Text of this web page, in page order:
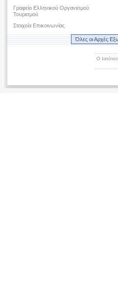
Γραφείο Ελληνικού Οργανισμού
Τουρισμού
Στοιχεία Επικοινωνίας
Όλες οι Αρχές
Ο